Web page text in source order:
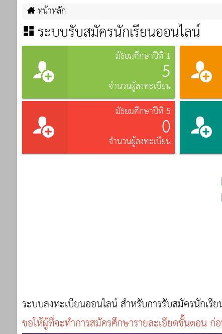
หน้าหลัก
ระบบรับสมัครนักเรียนออนไลน์
มัธยมศึกษาปีที่ 1
5
จำนวนผู้ลงทะเบียน
มัธยมศึกษาปีที่ 5
0
จำนวนผู้ลงทะเบียน
ระบบลงทะเบียนออนไลน์ สำหรับการรับสมัครนักเรี
ขอให้ผู้ที่จะทำการสมัครศึกษารายละเอียดขั้นตอน